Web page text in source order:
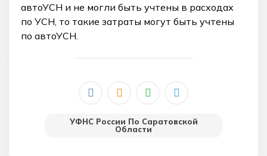
автоУСН и не могли быть учтены в расходах
по УСН, то такие затраты могут быть учтены
по автоУСН.
УФНС России По Саратовской
Области